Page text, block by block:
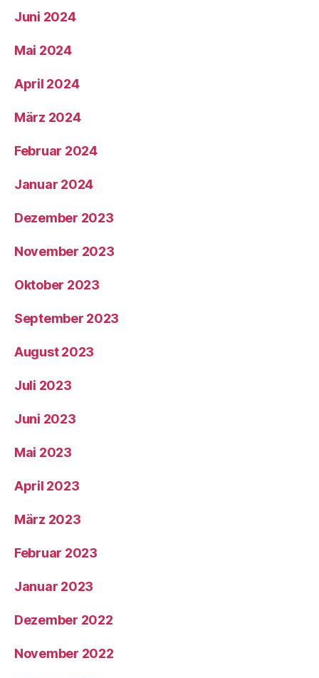
Juni 2024
Mai 2024
April 2024
März 2024
Februar 2024
Januar 2024
Dezember 2023
November 2023
Oktober 2023
September 2023
August 2023
Juli 2023
Juni 2023
Mai 2023
April 2023
März 2023
Februar 2023
Januar 2023
Dezember 2022
November 2022